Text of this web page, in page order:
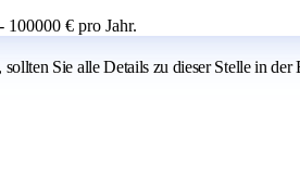
100000 € pro Jahr.
Sie alle Details zu dieser Stelle in der